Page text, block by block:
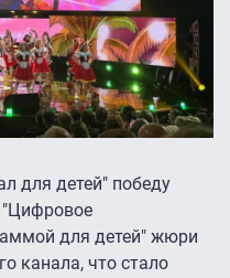
для детей" победу
для детей" жюри
канала, что стало